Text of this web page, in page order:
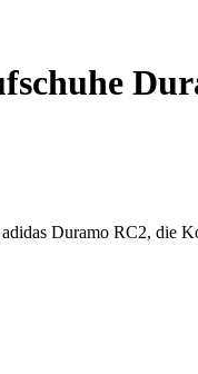
Duramo RC2, die